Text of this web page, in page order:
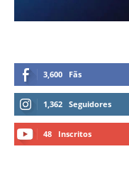
3,600 Fãs
1,362 Seguidores
48 Inscritos